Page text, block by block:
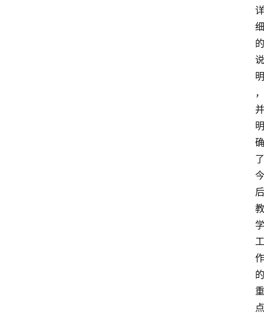
详
细
的
说
明
，
并
明
确
了
今
后
教
学
工
作
的
重
点